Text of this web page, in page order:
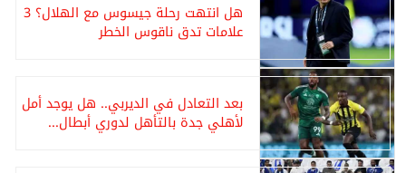
هل انتهت رحلة جيسوس مع الهلال؟ 3
علامات تدق ناقوس الخطر
بعد التعادل في الديربي.. هل يوجد أمل
لأهلي جدة بالتأهل لدوري أبطال...